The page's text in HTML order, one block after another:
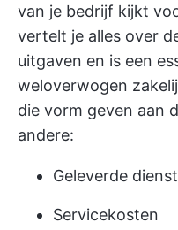
van je bedrijf kijkt
vertelt je alles over
uitgaven en is een
weloverwogen
die vorm geven aan
andere:
Geleverde
Servicekosten